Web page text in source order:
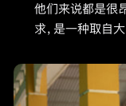
他们来说都是很
求，是一种取自